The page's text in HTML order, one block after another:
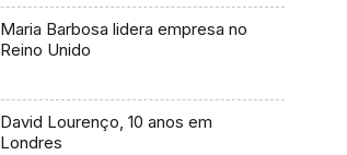
Maria Barbosa lidera empresa no
Reino Unido
David Lourenço, 10 anos em
Londres